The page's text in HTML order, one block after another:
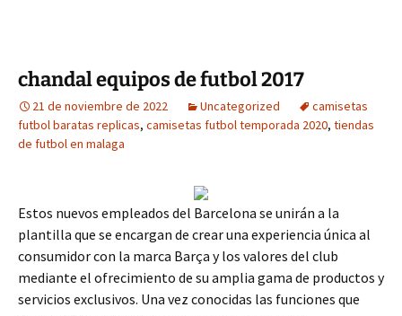
chandal equipos de futbol 2017
21 de noviembre de 2022 Uncategorized
camisetas
futbol baratas replicas, camisetas futbol temporada 2020, tiendas
de futbol en malaga
Estos nuevos empleados del Barcelona se unirán a la
plantilla que se encargan de crear una experiencia única al
consumidor con la marca Barça y los valores del club
mediante el ofrecimiento de su amplia gama de productos y
servicios exclusivos. Una vez conocidas las funciones que